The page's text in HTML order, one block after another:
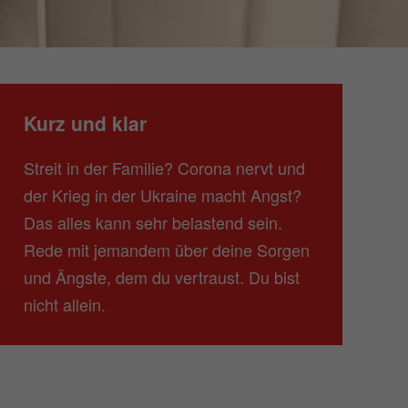
Kurz und klar
Streit in der Familie? Corona nervt und
der Krieg in der Ukraine macht Angst?
Das alles kann sehr belastend sein.
Rede mit jemandem über deine Sorgen
und Ängste, dem du vertraust. Du bist
nicht allein.